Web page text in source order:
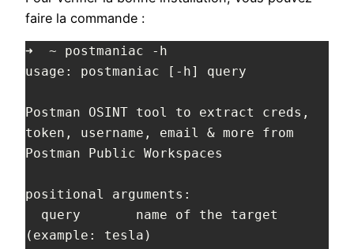
faire la commande :
➜  ~ postmaniac -h
usage: postmaniac [-h] query
Postman OSINT tool to extract creds,
token, username, email & more from
Postman Public Workspaces
positional arguments:
(example: tesla)